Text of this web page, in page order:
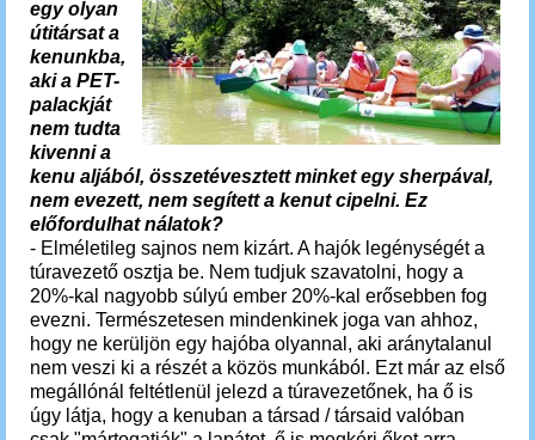
egy olyan
útitársat a
kenunkba,
aki a PET-
palackját
nem tudta
kivenni a
kenu aljából, összetévesztett minket egy sherpával,
nem evezett, nem segített a kenut cipelni. Ez
előfordulhat nálatok?
- Elméletileg sajnos nem kizárt. A hajók legénységét a
túravezető osztja be. Nem tudjuk szavatolni, hogy a
20%-kal nagyobb súlyú ember 20%-kal erősebben fog
evezni. Természetesen mindenkinek joga van ahhoz,
hogy ne kerüljön egy hajóba olyannal, aki aránytalanul
nem veszi ki a részét a közös munkából. Ezt már az első
megállónál feltétlenül jelezd a túravezetőnek, ha ő is
úgy látja, hogy a kenuban a társad / társaid valóban